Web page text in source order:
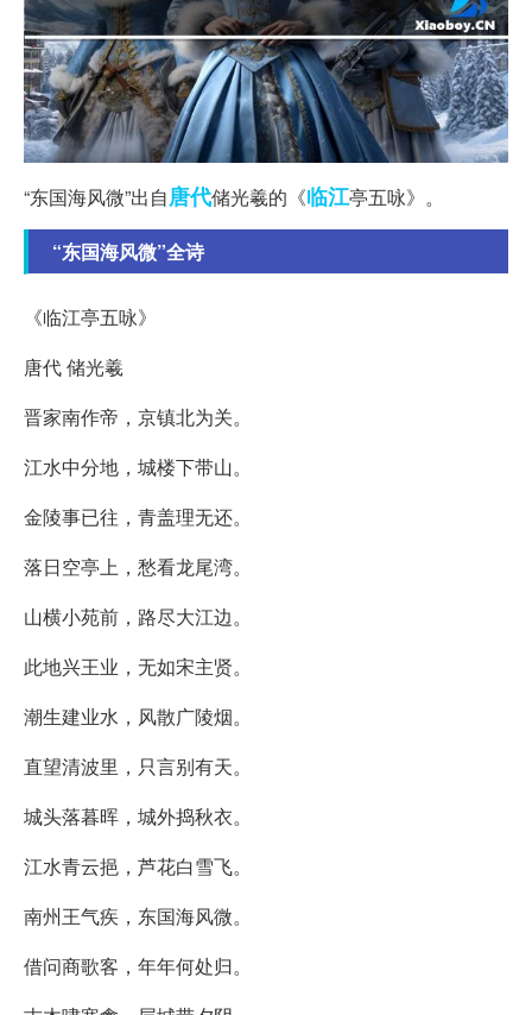
“东国海风微”出自唐代储光羲的《临江亭五咏》。
“东国海风微”全诗
《临江亭五咏》
唐代 储光羲
晋家南作帝，京镇北为关。
江水中分地，城楼下带山。
金陵事已往，青盖理无还。
落日空亭上，愁看龙尾湾。
山横小苑前，路尽大江边。
此地兴王业，无如宋主贤。
潮生建业水，风散广陵烟。
直望清波里，只言别有天。
城头落暮晖，城外捣秋衣。
江水青云挹，芦花白雪飞。
南州王气疾，东国海风微。
借问商歌客，年年何处归。